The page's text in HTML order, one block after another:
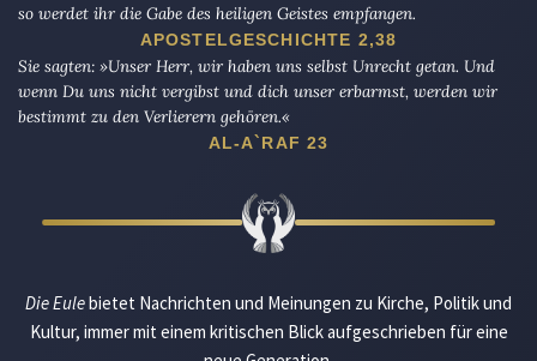
so werdet ihr die Gabe des heiligen Geistes empfangen.
APOSTELGESCHICHTE 2,38
Sie sagten: »Unser Herr, wir haben uns selbst Unrecht getan. Und
wenn Du uns nicht vergibst und dich unser erbarmst, werden wir
bestimmt zu den Verlierern gehören.«
AL-A`RAF 23
Die Eulebietet Nachrichten und Meinungen zu Kirche, Politik und
Kultur, immer mit einem kritischen Blick aufgeschrieben für eine